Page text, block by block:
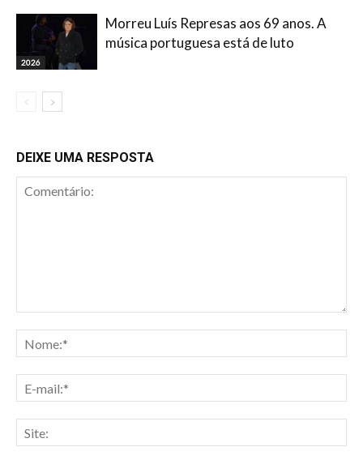
2026
Morreu Luís Represas aos 69 anos. A
música portuguesa está de luto
DEIXE UMA RESPOSTA